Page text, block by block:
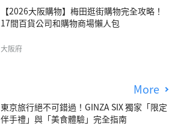
【2026大阪購物】梅田逛街購物完全攻略！
17間百貨公司和購物商場懶人包
大阪府
More
東京旅行絕不可錯過！GINZA SIX 獨家「限定
伴手禮」與「美食體驗」完全指南